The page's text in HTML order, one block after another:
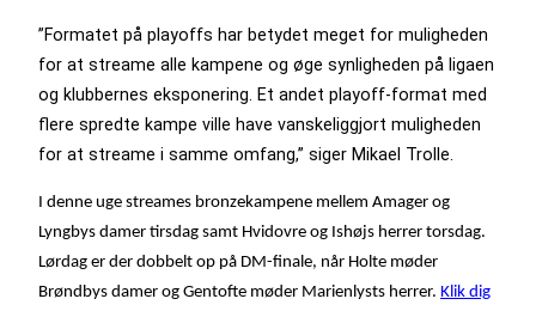
”Formatet på playoffs har betydet meget for muligheden
for at streame alle kampene og øge synligheden på ligaen
og klubbernes eksponering. Et andet playoff-format med
flere spredte kampe ville have vanskeliggjort muligheden
for at streame i samme omfang,” siger Mikael Trolle.
I denne uge streames bronzekampene mellem Amager og
Lyngbys damer tirsdag samt Hvidovre og Ishøjs herrer torsdag.
Lørdag er der dobbelt op på DM-finale, når Holte møder
Brøndbys damer og Gentofte møder Marienlysts herrer. Klik dig